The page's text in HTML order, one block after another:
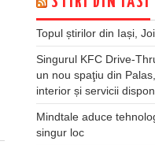
Topul știrilor din Iași,
Singurul KFC Drive-
un nou spaţiu din
interior și servicii
Mindtale aduce
singur loc